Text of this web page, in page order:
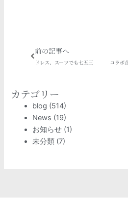
Prev
前の記事へ
ドレス、スーツでも七五三
カテゴリー
blog (514)
News (19)
お知らせ (1)
未分類 (7)